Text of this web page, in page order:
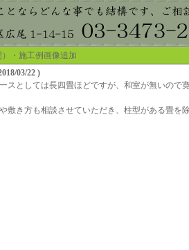
・施工例画像追加
03/22 )
スとしては長四畳ほどですが、和室が無いので
敷き方も相談させていただき、柱型がある畳を